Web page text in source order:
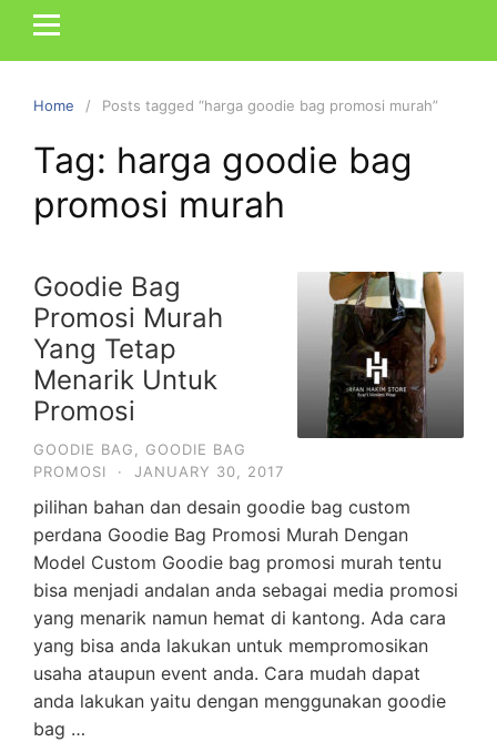
Home Posts tagged “harga goodie bag promosi murah”
Tag: harga goodie bag
promosi murah
Goodie Bag
Promosi Murah
Yang Tetap
Menarik Untuk
Promosi
GOODIE BAG
GOODIE BAG
PROMOSI
· JANUARY 30, 2017
pilihan bahan dan desain goodie bag custom
perdana Goodie Bag Promosi Murah Dengan
Model Custom Goodie bag promosi murah tentu
bisa menjadi andalan anda sebagai media promosi
yang menarik namun hemat di kantong. Ada cara
yang bisa anda lakukan untuk mempromosikan
usaha ataupun event anda. Cara mudah dapat
anda lakukan yaitu dengan menggunakan goodie
bag …